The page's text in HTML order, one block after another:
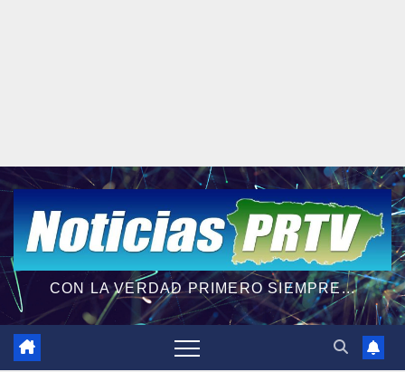
CON LA VERDAD PRIMERO SIEMPRE...